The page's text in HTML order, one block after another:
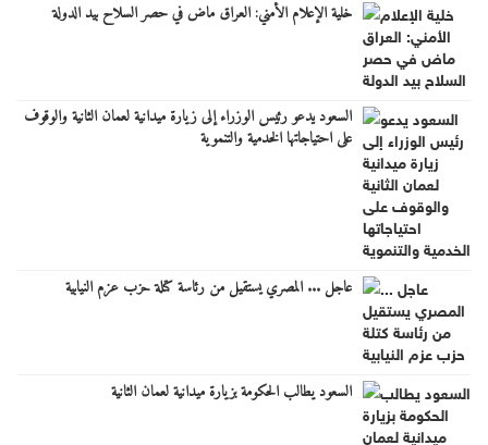
خلية الإعلام الأمني: العراق ماض في حصر السلاح بيد الدولة
السعود يدعو رئيس الوزراء إلى زيارة ميدانية لعمان الثانية والوقوف
على احتياجاتها الخدمية والتنموية
عاجل ... المصري يستقيل من رئاسة كتلة حزب عزم النيابية
السعود يطالب الحكومة بزيارة ميدانية لعمان الثانية